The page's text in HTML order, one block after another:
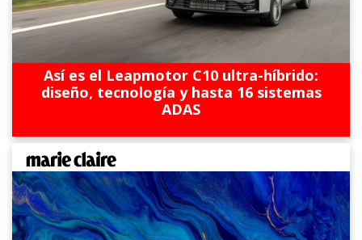
Así es el Leapmotor C10 ultra-híbrido:
diseño, tecnología y hasta 16 sistemas
ADAS